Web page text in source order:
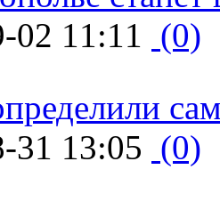
02 11:11 (0)
31 13:05 (0)